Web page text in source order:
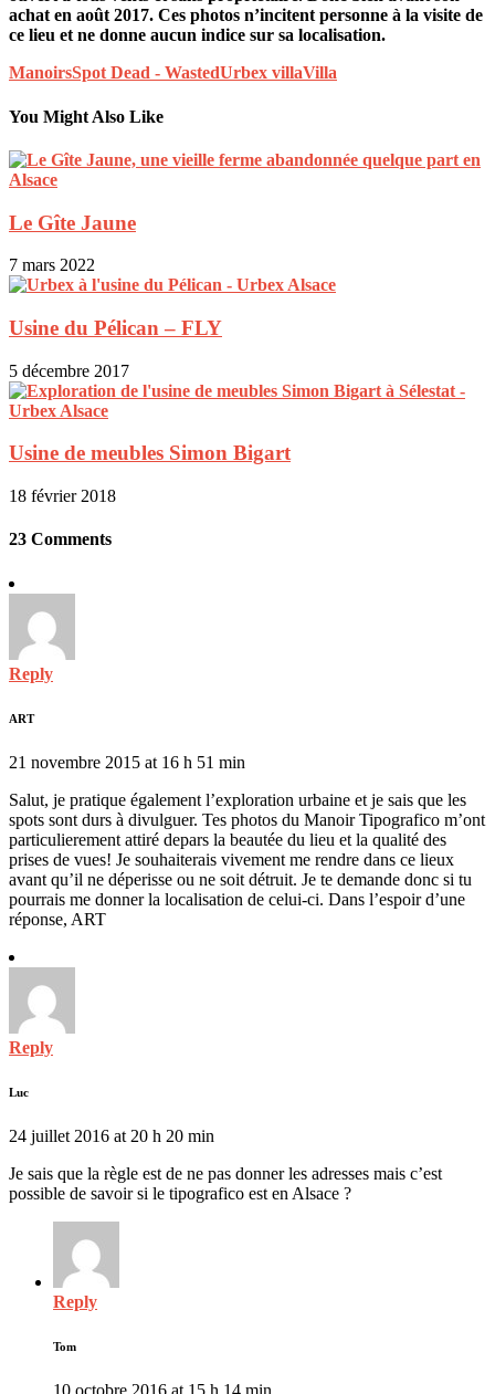
achat en août 2017. Ces photos n’incitent personne à la visite de
ce lieu et ne donne aucun indice sur sa localisation.
ManoirsSpot Dead - WastedUrbex villaVilla
You Might Also Like
Le Gîte Jaune
7 mars 2022
Usine du Pélican – FLY
5 décembre 2017
Usine de meubles Simon Bigart
18 février 2018
23 Comments
Reply
ART
21 novembre 2015 at 16 h 51 min
Salut, je pratique également l’exploration urbaine et je sais que les
spots sont durs à divulguer. Tes photos du Manoir Tipografico m’ont
particulierement attiré depars la beautée du lieu et la qualité des
prises de vues! Je souhaiterais vivement me rendre dans ce lieux
avant qu’il ne déperisse ou ne soit détruit. Je te demande donc si tu
pourrais me donner la localisation de celui-ci. Dans l’espoir d’une
réponse, ART
Reply
Luc
24 juillet 2016 at 20 h 20 min
Je sais que la règle est de ne pas donner les adresses mais c’est
possible de savoir si le tipografico est en Alsace ?
Reply
Tom
10 octobre 2016 at 15 h 14 min